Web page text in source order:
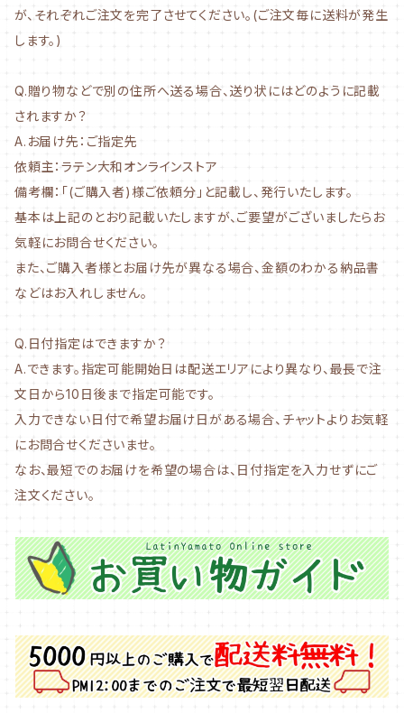
が、それぞれご注文を完了させてください。(ご注文毎に送料が発生
します。)
Q.贈り物などで別の住所へ送る場合、送り状にはどのように記載
されますか？
A.お届け先：ご指定先
依頼主：ラテン大和オンラインストア
備考欄：「(ご購入者)様ご依頼分」と記載し、発行いたします。
基本は上記のとおり記載いたしますが、ご要望がございましたらお
気軽にお問合せください。
また、ご購入者様とお届け先が異なる場合、金額のわかる納品書
などはお入れしません。
Q.日付指定はできますか？
A.できます。指定可能開始日は配送エリアにより異なり、最長で注
文日から10日後まで指定可能です。
入力できない日付で希望お届け日がある場合、チャットよりお気軽
にお問合せくださいませ。
なお、最短でのお届けを希望の場合は、日付指定を入力せずにご
注文ください。